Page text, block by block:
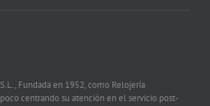
Fundada en 1952, como Relojería
centrando su atención en el servicio post-